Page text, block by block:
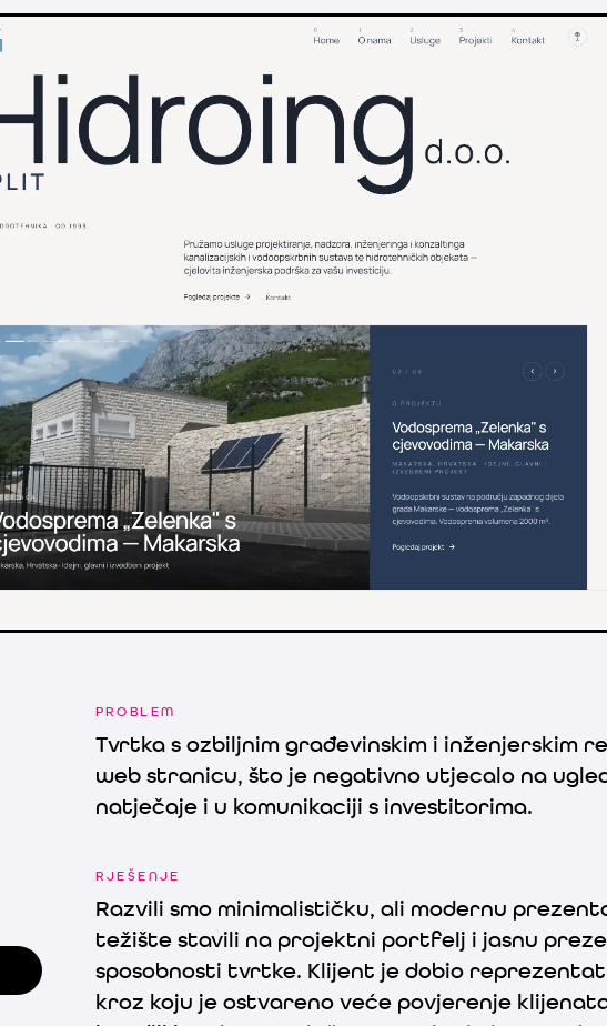
PROBLEM
Tvrtka s ozbiljnim građevinskim i inženjerskim
web stranicu, što je negativno utjecalo na
natječaje i u komunikaciji s investitorima.
RJEŠENJE
Razvili smo minimalističku, ali modernu
težište stavili na projektni portfelj i jasnu
sposobnosti tvrtke. Klijent je dobio
kroz koju je ostvareno veće povjerenje